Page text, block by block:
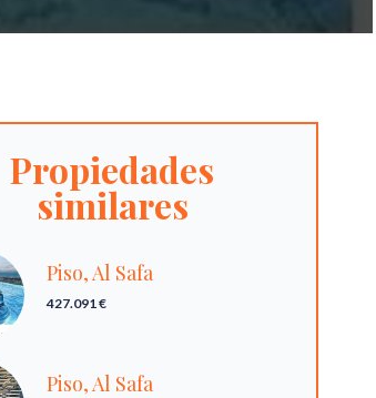
Propiedades
similares
Piso, Al Safa
427.091 €
Piso, Al Safa